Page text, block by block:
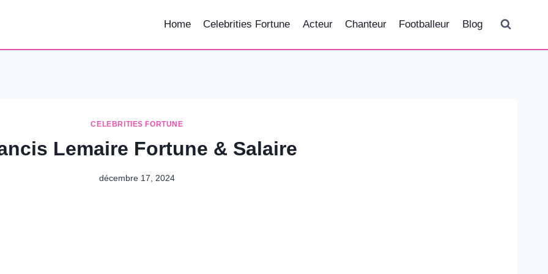
Home Celebrities Fortune Acteur Chanteur Footballeur Blog
CELEBRITIES FORTUNE
Lemaire Fortune & Salaire
décembre 17, 2024